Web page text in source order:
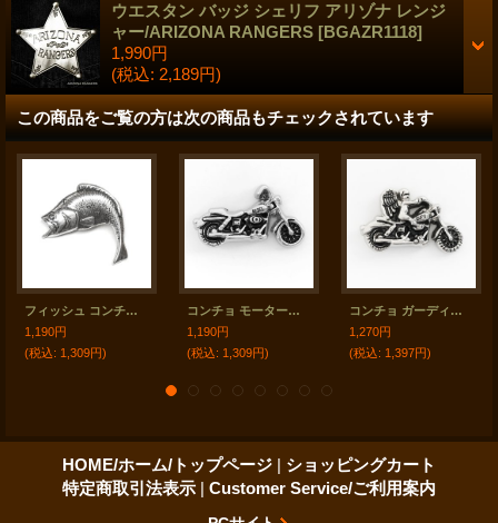
ウエスタン バッジ シェリフ アリゾナ レンジ
ャー/ARIZONA RANGERS [BGAZR1118]
1,990円
(税込: 2,189円)
この商品をご覧の方は次の商品もチェックされています
フィッシュ コンチョ スクリュー/Concho Screwback
1,190円
(税込: 1,309円)
コンチョ モーターサイクル スクリュー/Concho Screwback
1,190円
(税込: 1,309円)
コンチョ ガーディアンエンジェル スクリュー/Concho Screwback
1,270円
(税込: 1,397円)
HOME/ホーム/トップページ | ショッピングカート
特定商取引法表示 | Customer Service/ご利用案内